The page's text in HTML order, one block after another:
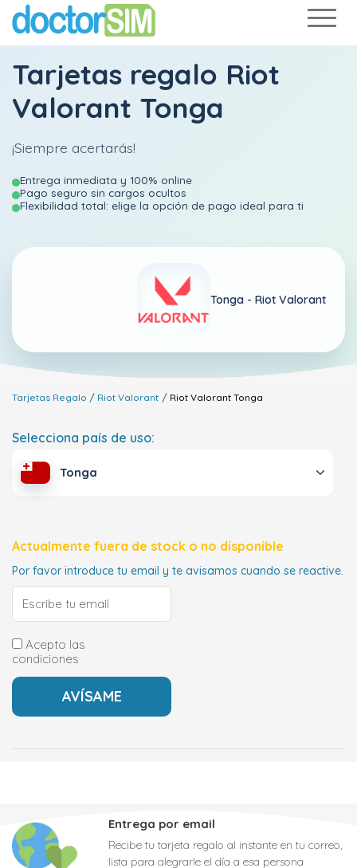
Tarjetas regalo Riot
Valorant Tonga
¡Siempre acertarás!
Entrega inmediata y 100% online
Pago seguro sin cargos ocultos
Flexibilidad total: elige la opción de pago ideal para ti
Tonga - Riot Valorant
Tarjetas Regalo Riot Valorant Riot Valorant Tonga
Selecciona país de uso:
Tonga
Actualmente fuera de stock o no disponible
Por favor introduce tu email y te avisamos cuando se reactive.
Acepto las
condiciones
Entrega por email
Recibe tu tarjeta regalo al instante en tu correo,
lista para alegrarle el día a esa persona